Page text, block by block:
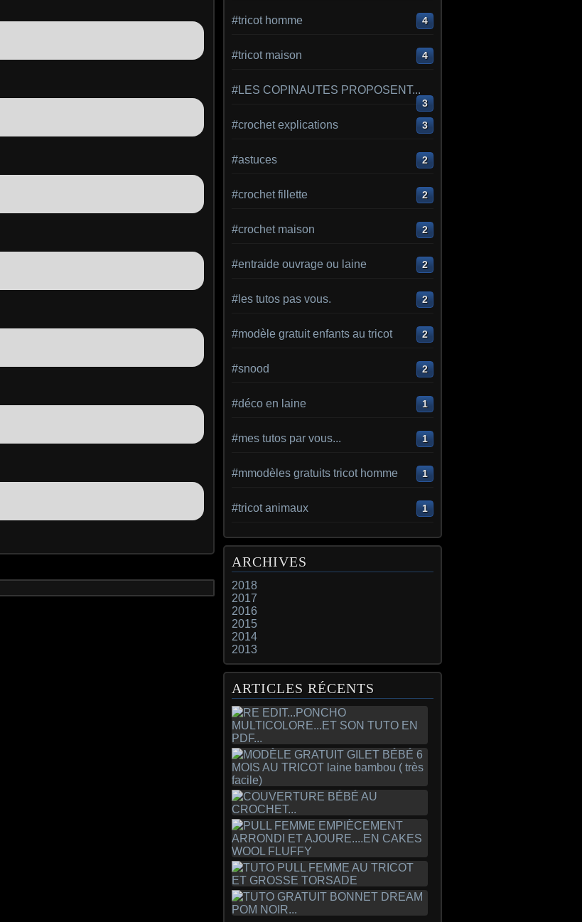
#tricot homme 4
#tricot maison 4
#LES COPINAUTES PROPOSENT...
3
#crochet explications 3
#astuces 2
#crochet fillette 2
#crochet maison 2
#entraide ouvrage ou laine 2
#les tutos pas vous. 2
#modèle gratuit enfants au tricot 2
#snood 2
#déco en laine 1
#mes tutos par vous... 1
#mmodèles gratuits tricot homme 1
#tricot animaux 1
ARCHIVES
2018
2017
2016
2015
2014
2013
ARTICLES RÉCENTS